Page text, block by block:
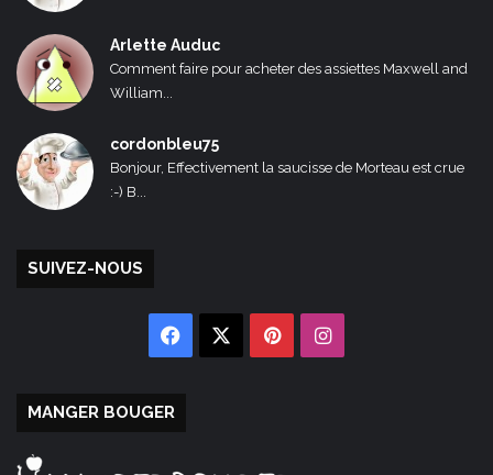
Arlette Auduc
Comment faire pour acheter des assiettes Maxwell and
William...
cordonbleu75
Bonjour, Effectivement la saucisse de Morteau est crue
:-) B...
SUIVEZ-NOUS
Facebook PinterestInstagram
MANGER BOUGER